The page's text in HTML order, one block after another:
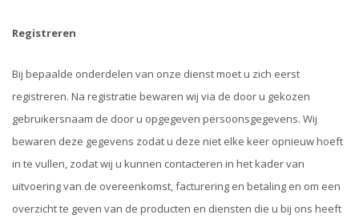
Registreren
Bij bepaalde onderdelen van onze dienst moet u zich eerst
registreren. Na registratie bewaren wij via de door u gekozen
gebruikersnaam de door u opgegeven persoonsgegevens. Wij
bewaren deze gegevens zodat u deze niet elke keer opnieuw hoeft
in te vullen, zodat wij u kunnen contacteren in het kader van
uitvoering van de overeenkomst, facturering en betaling en om een
overzicht te geven van de producten en diensten die u bij ons heeft